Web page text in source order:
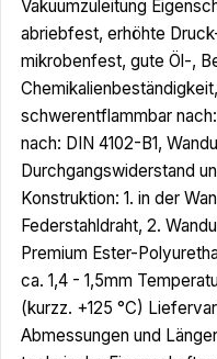
Vakuumzuleitung
abriebfest, erhöhte
mikrobenfest, gute Öl-,
schwerentflammbar
nach: DIN 4102-B1,
Durchgangswiderstand
Konstruktion: 1. in der
Federstahldraht, 2.
Premium Ester-
ca. 1,4 - 1,5mm
(kurzz. +125 °C)
Abmessungen und